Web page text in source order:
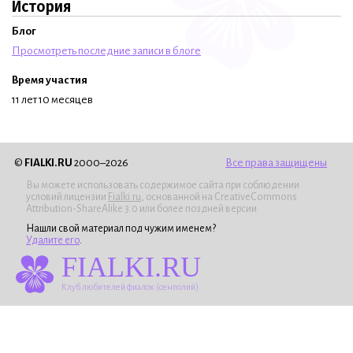
История
Блог
Просмотреть последние записи в блоге
Время участия
11 лет 10 месяцев
© FIALKI.RU 2000–2026 Все права защищены
Вы можете использовать содержимое сайта при соблюдении
условий лицензии Fialki.ru , основанной на CreativeCommons
Attribution-ShareAlike 3.0 или более поздней версии.
Нашли свой материал под чужим именем?
Удалите его
FIALKI.RU
Клуб любителей фиалок (сенполий)